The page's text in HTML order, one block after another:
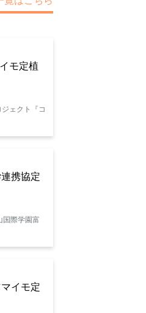
モ定植
ェクト『コ
携協定
国際学園富
イモ定